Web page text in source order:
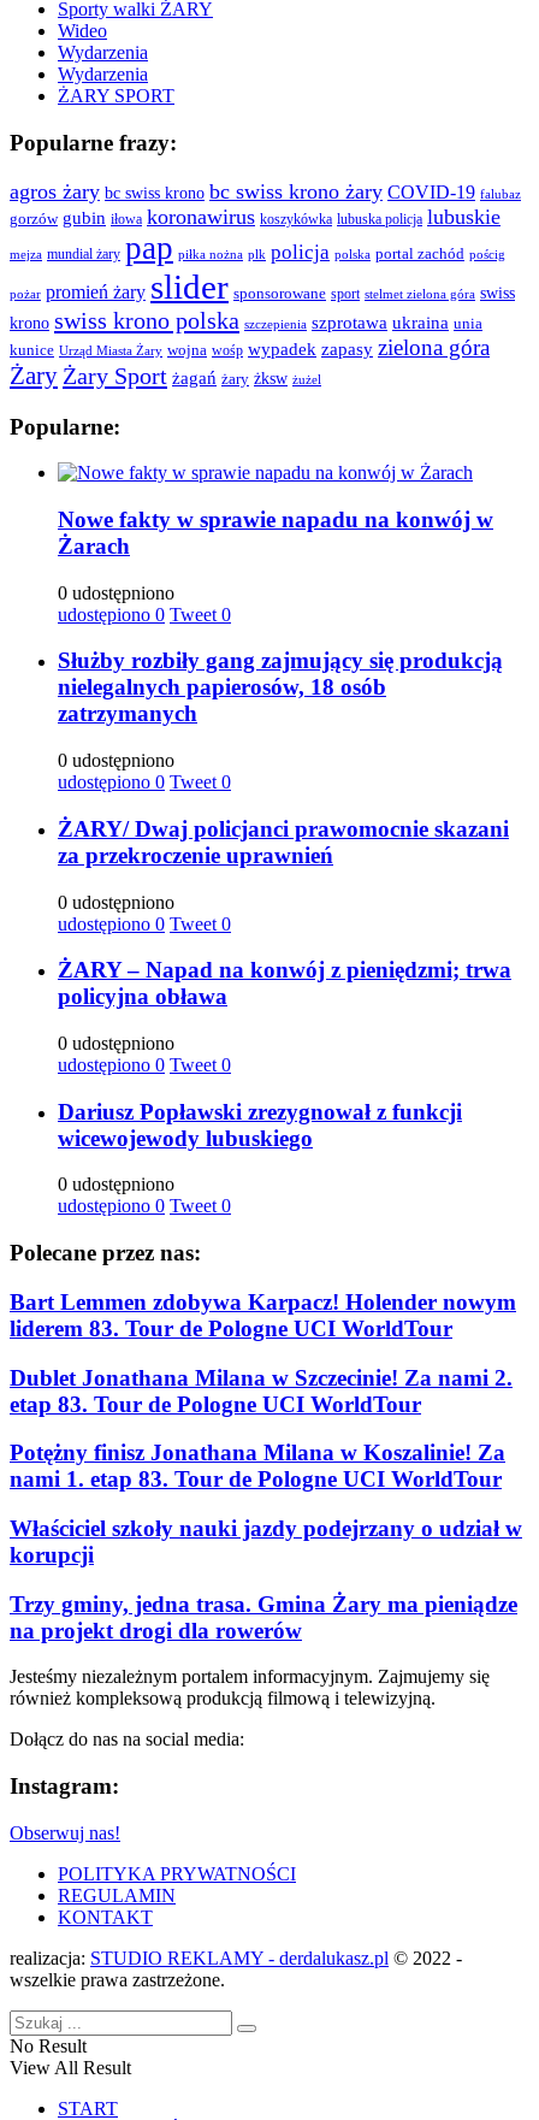
Sporty walki ŻARY
Wideo
Wydarzenia
Wydarzenia
ŻARY SPORT
Popularne frazy:
agros żary bc swiss krono bc swiss krono żary COVID-19 falubaz
gorzów gubin iłowa koronawirus koszykówka lubuska policja lubuskie
mejza mundial żary pap piłka nożna plk policja polska portal zachód pościg
pożar promień żary slider sponsorowane sport stelmet zielona góra swiss
krono swiss krono polska szczepienia szprotawa ukraina unia
kunice Urząd Miasta Żary wojna wośp wypadek zapasy zielona góra
Żary Żary Sport żagań żary żksw żużel
Popularne:
Nowe fakty w sprawie napadu na konwój w
Żarach
0 udostępniono
udostępiono 0 Tweet 0
Służby rozbiły gang zajmujący się produkcją
nielegalnych papierosów, 18 osób
zatrzymanych
0 udostępniono
udostępiono 0 Tweet 0
ŻARY/ Dwaj policjanci prawomocnie skazani
za przekroczenie uprawnień
0 udostępniono
udostępiono 0 Tweet 0
ŻARY – Napad na konwój z pieniędzmi; trwa
policyjna obława
0 udostępniono
udostępiono 0 Tweet 0
Dariusz Popławski zrezygnował z funkcji
wicewojewody lubuskiego
0 udostępniono
udostępiono 0 Tweet 0
Polecane przez nas:
Bart Lemmen zdobywa Karpacz! Holender nowym
liderem 83. Tour de Pologne UCI WorldTour
Dublet Jonathana Milana w Szczecinie! Za nami 2.
etap 83. Tour de Pologne UCI WorldTour
Potężny finisz Jonathana Milana w Koszalinie! Za
nami 1. etap 83. Tour de Pologne UCI WorldTour
Właściciel szkoły nauki jazdy podejrzany o udział w
korupcji
Trzy gminy, jedna trasa. Gmina Żary ma pieniądze
na projekt drogi dla rowerów
Jesteśmy niezależnym portalem informacyjnym. Zajmujemy się
również kompleksową produkcją filmową i telewizyjną.
Dołącz do nas na social media:
Instagram:
Obserwuj nas!
POLITYKA PRYWATNOŚCI
REGULAMIN
KONTAKT
realizacja: STUDIO REKLAMY - derdalukasz.pl © 2022 -
wszelkie prawa zastrzeżone.
No Result
View All Result
START